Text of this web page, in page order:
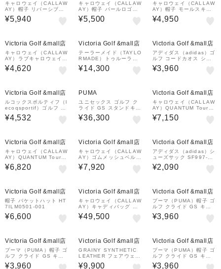
キャロウェイ（CALLAW
AY）帽子 リバーシブル
ツイルバケットハット C
26291115-1030
¥5,940
キャロウェイ（CALLAW
AY）帽子 パールロゴキ
ャップ C26291204-10
30
¥5,500
キャロウェイ（CALLAW
AY）帽子 モールスキン
キャップ C26291218-1
030
¥4,950
Victoria Golf &mall店
キャロウェイ（CALLAW
AY）ラブキャロウェイ
ボールケース FW 26 JM
LOVE CAL Ball Case
¥4,620
Victoria Golf &mall店
テーラーメイド（TAYLO
RMADE）トゥルーライ
ト セルフスタンドバック
M24440-TL880
¥14,300
Victoria Golf &mall店
アディダス（adidas）ゴ
ルフ コードカオス シュ
ーズケース RG896-KW5
775 BEG
¥3,960
Victoria Golf &mall店
ルコックスポルティフ（l
ecoqsportif）ゴルフ 二
層式 保冷 カートポーチ
LG6STT40M NV00
¥4,532
PUMA
ユニセックス ゴルフ ク
ライド GS スタンドキャ
ディーバッグ CLYDE G
STAND CADDIE BAG
¥36,300
Victoria Golf &mall店
キャロウェイ（CALLAW
AY）QUANTUM Tour E
xclusive ドライバー用ヘ
ッドカバー 26 JM CE W
¥7,150
Victoria Golf &mall店
キャロウェイ（CALLAW
AY）QUANTUM Tour E
xclusive ユーティリティ
用ヘッドカバー 26 JM C
¥6,820
Victoria Golf &mall店
キャロウェイ（CALLAW
AY）ゴムメッシュベルト
C26292103-1010
¥7,920
Victoria Golf &mall店
アディダス（adidas）シ
ューズサック SF997-KV
7530 NVY
¥2,090
Victoria Golf &mall店
帽子 バケットハット HT
7ILM0501-001
¥6,600
Victoria Golf &mall店
キャロウェイ（CALLAW
AY）キャディバッグ QU
ANTUM CB 26 JM CE
5126106CE
¥49,500
Victoria Golf &mall店
プーマ（PUMA）帽子 ゴ
ルフ クライド GS キャ
ップ 028062-01
¥3,960
Victoria Golf &mall店
プーマ（PUMA）帽子 ゴ
ルフ クライド GS キャ
ップ 028062-02
¥3,960
Victoria Golf &mall店
GRAINY SYNTHETIC
LEATHER フェアウェイ
ウッド用ヘッドカバー 0
72262861-0085
¥9,900
Victoria Golf &mall店
プーマ（PUMA）帽子 ゴ
ルフ クライド GS キャ
ップ 028062-03
¥3,960